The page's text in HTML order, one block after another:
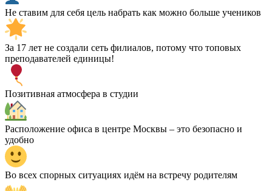
Не ставим для себя цель набрать как можно больше учеников
За 17 лет не создали сеть филиалов, потому что топовых
преподавателей единицы!
Позитивная атмосфера в студии
Расположение офиса в центре Москвы – это безопасно и
удобно
Во всех спорных ситуациях идём на встречу родителям